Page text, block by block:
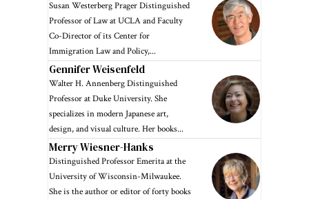
Susan Westerberg Prager Distinguished
Professor of Law at UCLA and Faculty
Co-Director of its Center for
Immigration Law and Policy,...
Gennifer Weisenfeld
Walter H. Annenberg Distinguished
Professor at Duke University. She
specializes in modern Japanese art,
design, and visual culture. Her books...
Merry Wiesner-Hanks
Distinguished Professor Emerita at the
University of Wisconsin-Milwaukee.
She is the author or editor of forty books